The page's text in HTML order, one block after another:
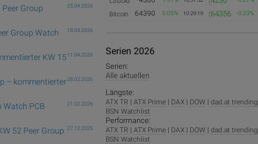
25.04.2026
Group
18.04.2026
Group Watch
11.04.2026
KW 15
28.02.2026
– kommentierter
21.02.2026
Watch PCB
27.12.2025
52 Peer Group
Bitcoin 64390 0.05% 10:29:19 (64356 -0.23%
Serien 2026
Serien:
Alle aktuellen
Längste:
ATX TR |ATX Prime | DAX | DOW |dad.at trending
BSN Watchlist
Performance:
ATX TR |ATX Prime | DAX | DOW |dad.at trending
BSN Watchlist